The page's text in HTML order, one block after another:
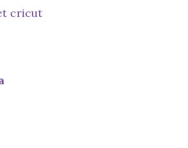
cricut